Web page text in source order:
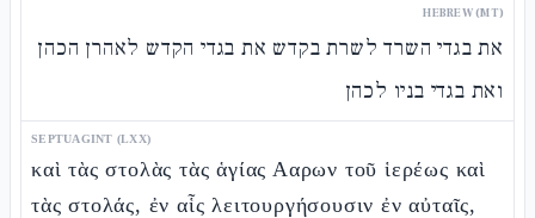
HEBREW (MT)
את בגדי השרד לשרת בקדש את בגדי הקדש לאהרן הכהן
ואת בגדי בניו לכהן
SEPTUAGINT (LXX)
καὶ τὰς στολὰς τὰς ἁγίας Ααρων τοῦ ἱερέως καὶ
τὰς στολάς, ἐν αἷς λειτουργήσουσιν ἐν αὐταῖς,